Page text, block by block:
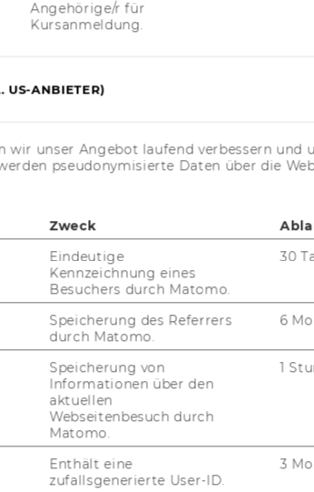
KARRIEREKONTAKTE AN DER
KARRIERENETZWERKE AN DER
Bluesky
EQUIS
Angehörige/r für
Kursanmeldung.
US-ANBIETER)
wir unser Angebot laufend verbessern und
pseudonymisierte Daten über die
Zweck
Eindeutige
Kennzeichnung eines
Besuchers durch Matomo.
30
Speicherung des Referrers
durch Matomo.
6
Speicherung von
Informationen über den
aktuellen
Webseitenbesuch durch
Matomo.
1
Enthält eine
zufallsgenerierte User-ID.
3